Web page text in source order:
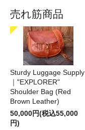
売れ筋商品
Sturdy Luggage Supply
｜"EXPLORER"
Shoulder Bag (Red
Brown Leather)
50,000円(税込55,000
円)